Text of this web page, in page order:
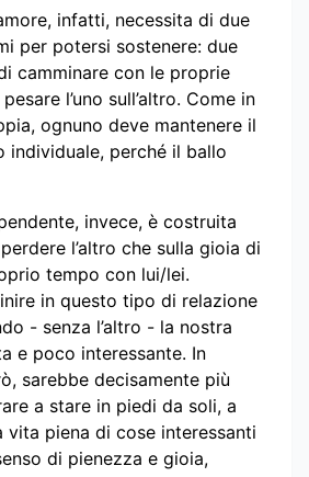
infatti, necessita di due
per potersi sostenere: due
camminare con le proprie
l’uno sull’altro. Come in
ognuno deve mantenere il
individuale, perché il ballo
invece, è costruita
l’altro che sulla gioia di
tempo con lui/lei.
in questo tipo di relazione
- senza l’altro - la nostra
e poco interessante. In
sarebbe decisamente più
a stare in piedi da soli, a
vita piena di cose interessanti
di pienezza e gioia,